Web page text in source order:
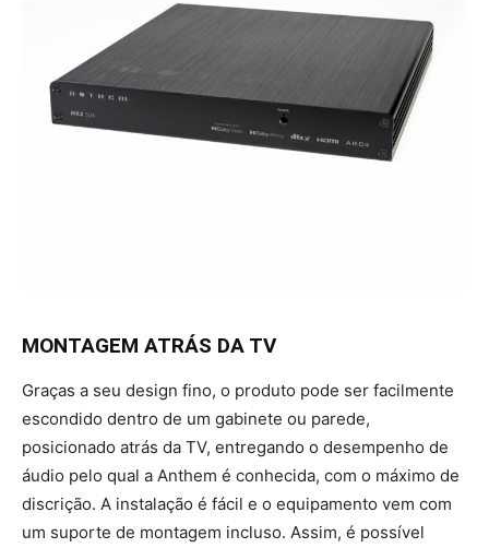
MONTAGEM ATRÁS DA TV
Graças a seu design fino, o produto pode ser facilmente
escondido dentro de um gabinete ou parede,
posicionado atrás da TV, entregando o desempenho de
áudio pelo qual a Anthem é conhecida, com o máximo de
discrição. A instalação é fácil e o equipamento vem com
um suporte de montagem incluso. Assim, é possível